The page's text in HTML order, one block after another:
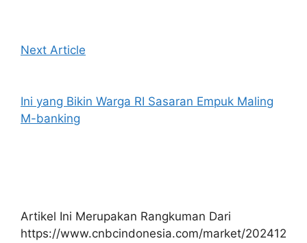
Next Article
Ini yang Bikin Warga RI Sasaran Empuk Maling
M-banking
Artikel Ini Merupakan Rangkuman Dari
https://www.cnbcindonesia.com/market/202412